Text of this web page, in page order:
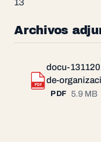
13
Archivos
PDF
docu-
de-
PDF 5.9 MB